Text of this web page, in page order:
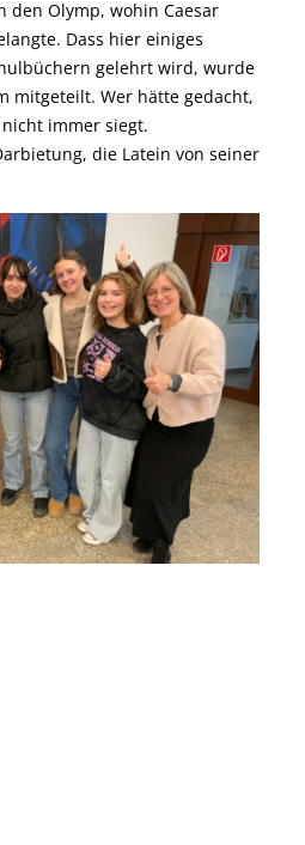
Olymp, wohin Caesar
Dass hier einiges
gelehrt wird, wurde
mitgeteilt. Wer hätte gedacht,
immer siegt.
die Latein von seiner